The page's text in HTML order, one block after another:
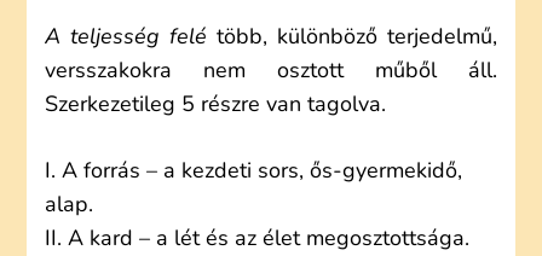
A teljesség felé több, különböző terjedelmű,
versszakokra nem osztott műből áll.
Szerkezetileg 5 részre van tagolva.
I. A forrás – a kezdeti sors, ős-gyermekidő,
alap.
II. A kard – a lét és az élet megosztottsága.